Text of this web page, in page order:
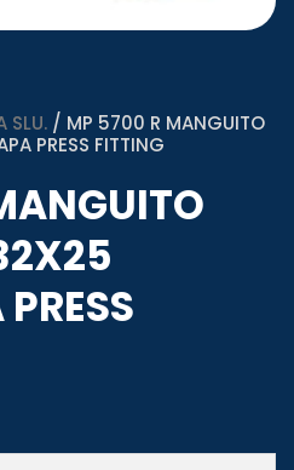
SLU. / MP 5700 R MANGUITO
PRESS FITTING